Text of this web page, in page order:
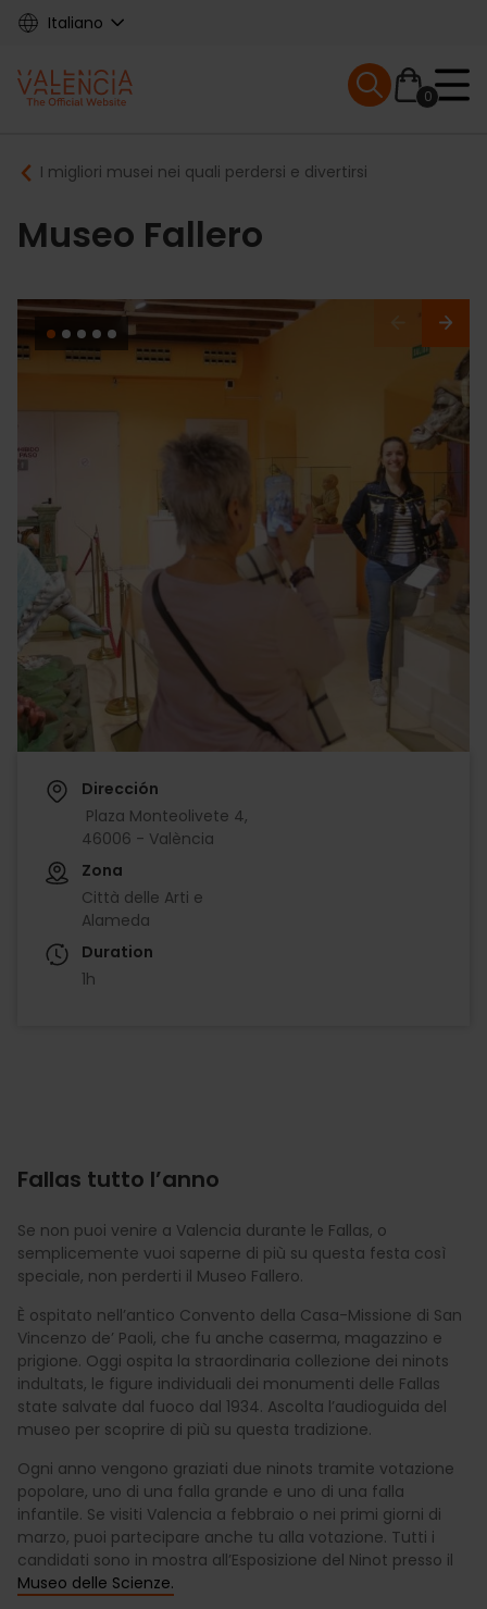
Skip
content
Italiano
Main
navigation
0
Mobile menu
Breadcrumb
I migliori musei nei quali perdersi e divertirsi
Museo Fallero
Dirección
Plaza Monteolivete 4,
46006 - València
Zona
Città delle Arti e
Alameda
Duration
1h
Fallas tutto l’anno
Se non puoi venire a Valencia durante le Fallas, o
semplicemente vuoi saperne di più su questa festa così
speciale, non perderti il Museo Fallero.
È ospitato nell’antico Convento della Casa-Missione di San
Vincenzo de’ Paoli, che fu anche caserma, magazzino e
prigione. Oggi ospita la straordinaria collezione dei ninots
indultats, le figure individuali dei monumenti delle Fallas
state salvate dal fuoco dal 1934. Ascolta l’audioguida del
museo per scoprire di più su questa tradizione.
Ogni anno vengono graziati due ninots tramite votazione
popolare, uno di una falla grande e uno di una falla
infantile. Se visiti Valencia a febbraio o nei primi giorni di
marzo, puoi partecipare anche tu alla votazione. Tutti i
candidati sono in mostra all’Esposizione del Ninot presso il
Museo delle Scienze.